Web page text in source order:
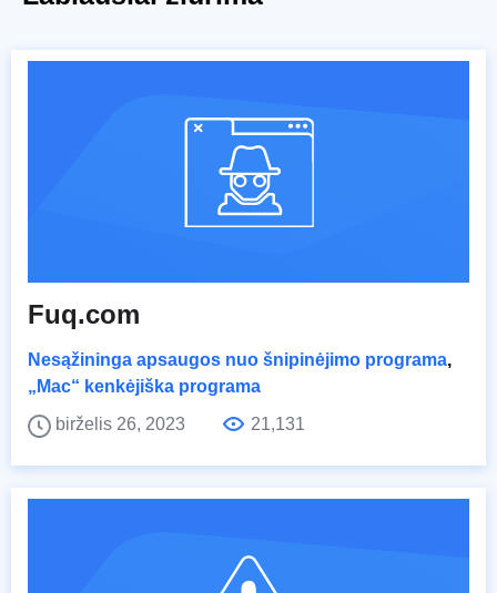
Fuq.com
Nesąžininga apsaugos nuo šnipinėjimo programa,
„Mac“ kenkėjiška programa
birželis 26, 2023
21,131